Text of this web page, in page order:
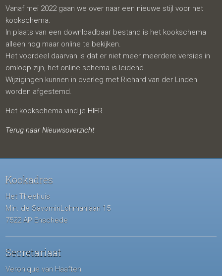
Vanaf mei 2022 gaan we over naar een nieuwe stijl voor het
kookschema.
In plaats van een downloadbaar bestand is het kookschema
alleen nog maar online te bekijken.
Het voordeel daarvan is dat er niet meer meerdere versies in
omloop zijn, het online schema is leidend.
Wijzigingen kunnen in overleg met Richard van der Linden
worden afgestemd.
Het kookschema vind je HIER.
Terug naar Nieuwsoverzicht
Kookadres
Het Theehuis
Min. de SavorninLohmanlaan 15
7522 AP Enschede
Secretariaat
Veronique van Haaften